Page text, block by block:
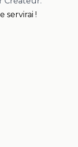
servirai !